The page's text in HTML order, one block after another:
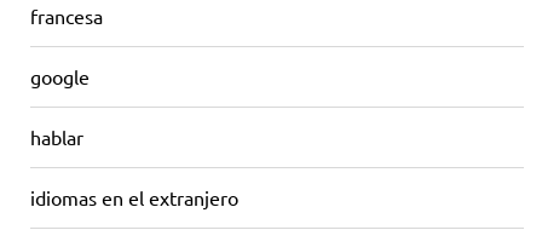
francesa
google
hablar
idiomas en el extranjero